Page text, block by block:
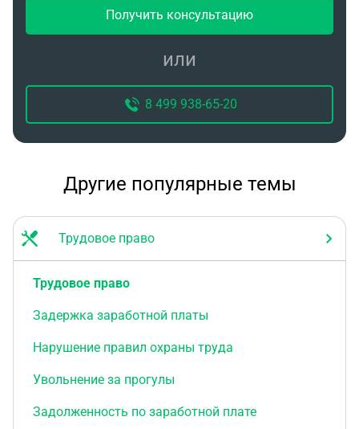
Получить консультацию
или
8 499 938-65-20
Другие популярные темы
Трудовое право
Трудовое право
Задержка заработной платы
Нарушение правил охраны труда
Увольнение за прогулы
Задолженность по заработной плате